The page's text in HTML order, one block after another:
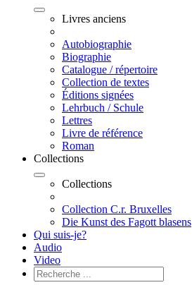
Livres anciens
Autobiographie
Biographie
Catalogue / répertoire
Collection de textes
Éditions signées
Lehrbuch / Schule
Lettres
Livre de référence
Roman
Collections
Collections
Collection C.r. Bruxelles
Die Kunst des Fagott blasens
Qui suis-je?
Audio
Video